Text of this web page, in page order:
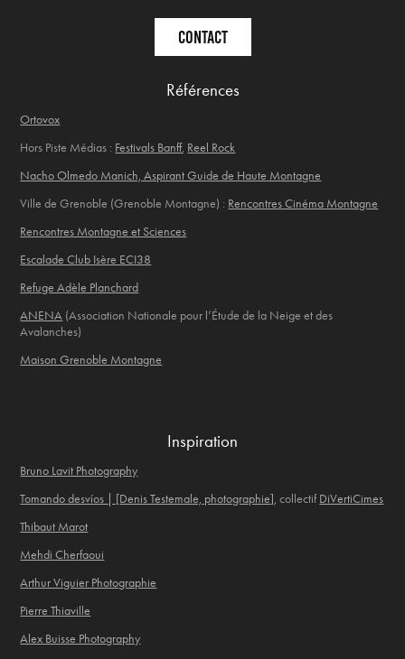
Contact
Références
Ortovox
Hors Piste Médias : Festivals Banff, Reel Rock
Nacho Olmedo Manich, Aspirant Guide de Haute Montagne
Ville de Grenoble (Grenoble Montagne) : Rencontres Cinéma Montagne
Rencontres Montagne et Sciences
Escalade Club Isère ECI38
Refuge Adèle Planchard
ANENA (Association Nationale pour l’Étude de la Neige et des
Avalanches)
Maison Grenoble Montagne
Inspiration
Bruno Lavit Photography
Tomando desvíos | [Denis Testemale, photographie], collectifDiVertiCimes
Thibaut Marot
Mehdi Cherfaoui
Arthur Viguier Photographie
Pierre Thiaville
Alex Buisse Photography